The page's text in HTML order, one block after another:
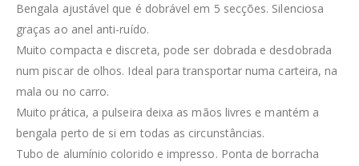
Bengala ajustável que é dobrável em 5 secções. Silenciosa
graças ao anel anti-ruído.
Muito compacta e discreta, pode ser dobrada e desdobrada
num piscar de olhos. Ideal para transportar numa carteira, na
mala ou no carro.
Muito prática, a pulseira deixa as mãos livres e mantém a
bengala perto de si em todas as circunstâncias.
Tubo de alumínio colorido e impresso. Ponta de borracha